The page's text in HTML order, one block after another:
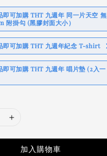
即可加購 THT 九週年 同一片天空 無
附掛勾 (黑膠封面大小）
即可加購 THT 九週年紀念 T-shirt
即可加購 THT 九週年 唱片墊 (2入一
加入購物車